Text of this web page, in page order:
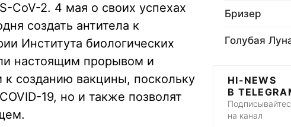
CoV-2. 4 мая о своих успехах
создать антитела к
Института биологических
настоящим прорывом и
созданию вакцины, поскольку
19, но и также позволят
Бризер
Голубая
HI-NEWS
В
на канал